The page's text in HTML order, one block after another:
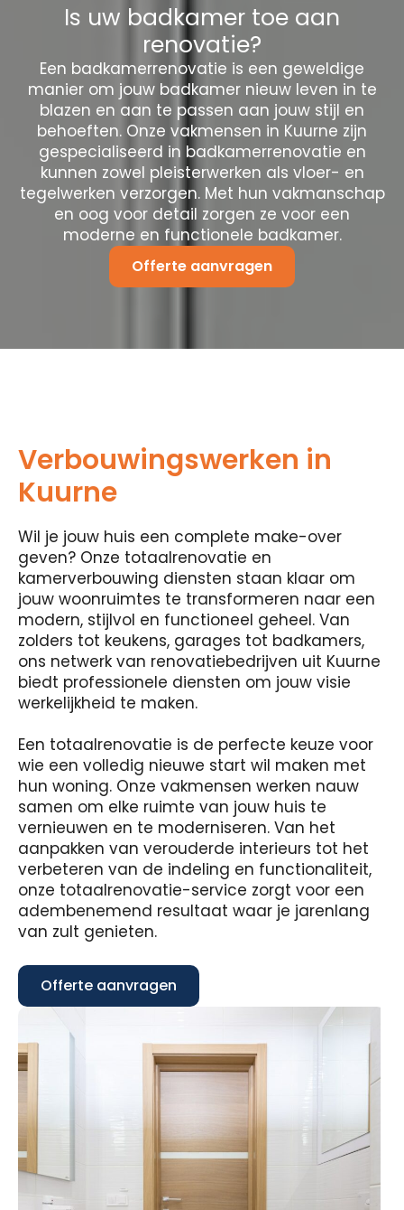
Is uw badkamer toe aan
renovatie?
Een badkamerrenovatie is een geweldige
manier om jouw badkamer nieuw leven in te
blazen en aan te passen aan jouw stijl en
behoeften. Onze vakmensen in Kuurne zijn
gespecialiseerd in badkamerrenovatie en
kunnen zowel pleisterwerken als vloer- en
tegelwerken verzorgen. Met hun vakmanschap
en oog voor detail zorgen ze voor een
moderne en functionele badkamer.
Offerte aanvragen
Verbouwingswerken in
Kuurne
Wil je jouw huis een complete make-over
geven? Onze totaalrenovatie en
kamerverbouwing diensten staan ​​klaar om
jouw woonruimtes te transformeren naar een
modern, stijlvol en functioneel geheel. Van
zolders tot keukens, garages tot badkamers,
ons netwerk van renovatiebedrijven uit Kuurne
biedt professionele diensten om jouw visie
werkelijkheid te maken.
Een totaalrenovatie is de perfecte keuze voor
wie een volledig nieuwe start wil maken met
hun woning. Onze vakmensen werken nauw
samen om elke ruimte van jouw huis te
vernieuwen en te moderniseren. Van het
aanpakken van verouderde interieurs tot het
verbeteren van de indeling en functionaliteit,
onze totaalrenovatie-service zorgt voor een
adembenemend resultaat waar je jarenlang
van zult genieten.
Offerte aanvragen